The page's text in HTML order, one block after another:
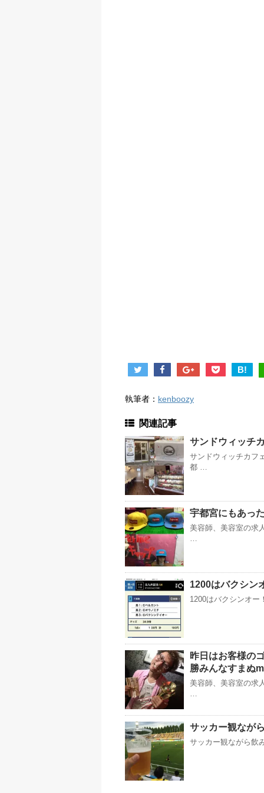
B!
執筆者： kenboozy
関連記事
サンドウィッチ
サンドウィッチカフ
都 …
宇都宮にもあっ
美容師、美容室の求
…
1200はバクシン
1200はバクシンオ
昨日はお客様の
勝みんなすまぬ
美容師、美容室の求
…
サッカー観なが
サッカー観ながら飲